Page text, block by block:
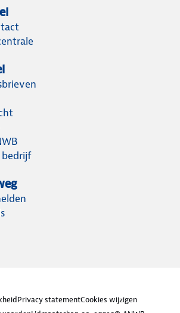
bedrijf
Privacy statementCookies wijzigen